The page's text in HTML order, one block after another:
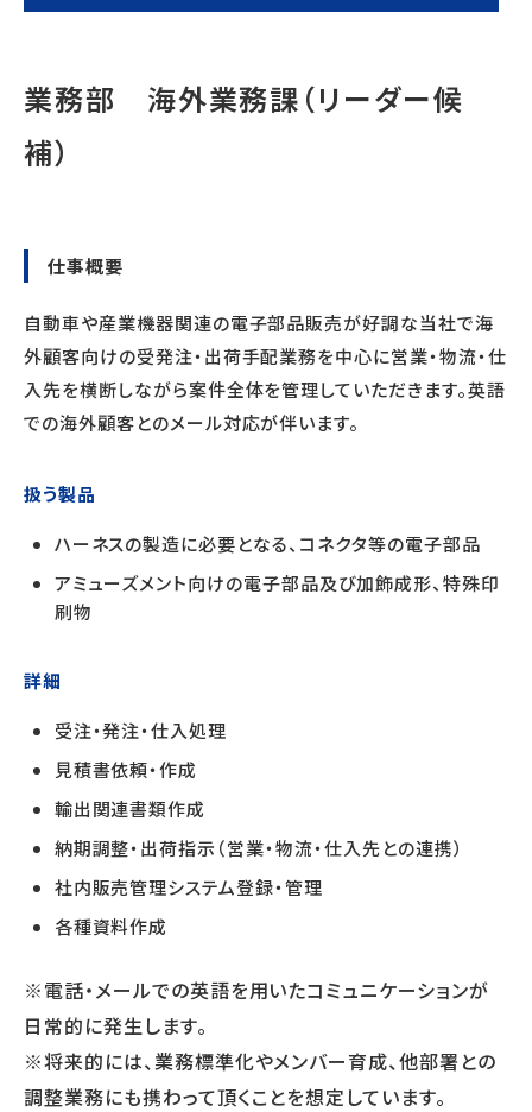
業務部 海外業務課（リーダー候
補）
仕事概要
自動車や産業機器関連の電子部品販売が好調な当社で海
外顧客向けの受発注・出荷手配業務を中心に営業・物流・仕
入先を横断しながら案件全体を管理していただきます。英語
での海外顧客とのメール対応が伴います。
扱う製品
ハーネスの製造に必要となる、コネクタ等の電子部品
アミューズメント向けの電子部品及び加飾成形、特殊印
刷物
詳細
受注・発注・仕入処理
見積書依頼・作成
輸出関連書類作成
納期調整・出荷指示（営業・物流・仕入先との連携）
社内販売管理システム登録・管理
各種資料作成
※電話・メールでの英語を用いたコミュニケーションが
日常的に発生します。
※将来的には、業務標準化やメンバー育成、他部署との
調整業務にも携わって頂くことを想定しています。